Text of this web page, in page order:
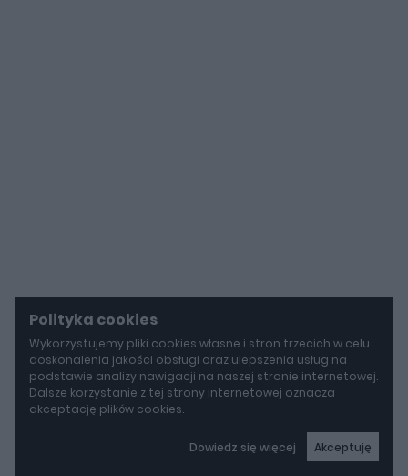
Polityka cookies
Wykorzystujemy pliki cookies własne i stron trzecich w celu
doskonalenia jakości obsługi oraz ulepszenia usług na
podstawie analizy nawigacji na naszej stronie internetowej.
Dalsze korzystanie z tej strony internetowej oznacza
akceptację plików cookies.
Dowiedz się więcej Akceptuję